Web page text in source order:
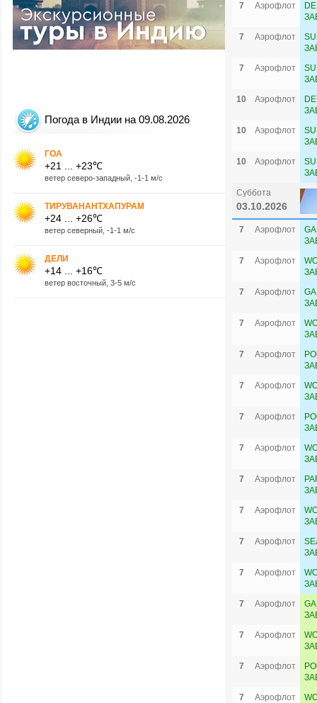
Погода в Индии на 09.08.2026
ГОА
+21 ... +23℃
ветер северо-западный, -1-1 м/с
ТИРУВАНАНТХАПУРАМ
+24 ... +26℃
ветер северный, -1-1 м/с
ДЕЛИ
+14 ... +16℃
ветер восточный, 3-5 м/с
7 Аэрофлот
7
Аэрофлот
7
Аэрофлот
10
Аэрофлот
10
Аэрофлот
10
Аэрофлот
Суббота
03.10.2026
7 Аэрофлот
7
Аэрофлот
7
Аэрофлот
7
Аэрофлот
7
Аэрофлот
7
Аэрофлот
7
Аэрофлот
7
Аэрофлот
7
Аэрофлот
7
Аэрофлот
7
Аэрофлот
7
Аэрофлот
7
Аэрофлот
7
Аэрофлот
7
Аэрофлот
7
Аэрофлот